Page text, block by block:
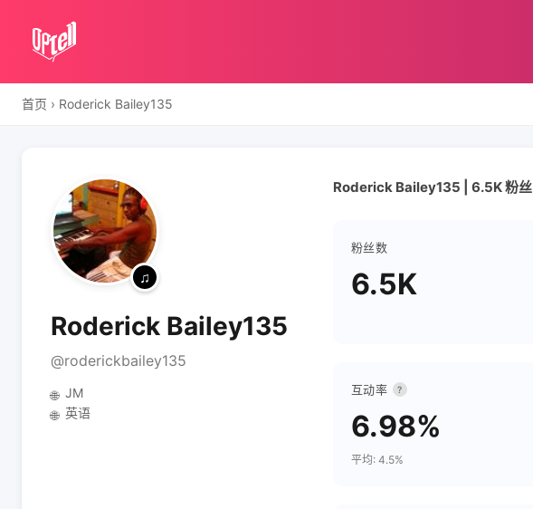
首页 › Roderick Bailey135
Roderick Bailey135
@roderickbailey135
🌐 JM
🌐 英语
Roderick Bailey135 | 6.5K 粉丝
粉丝数
6.5K
互动率 ?
6.98%
平均: 4.5%